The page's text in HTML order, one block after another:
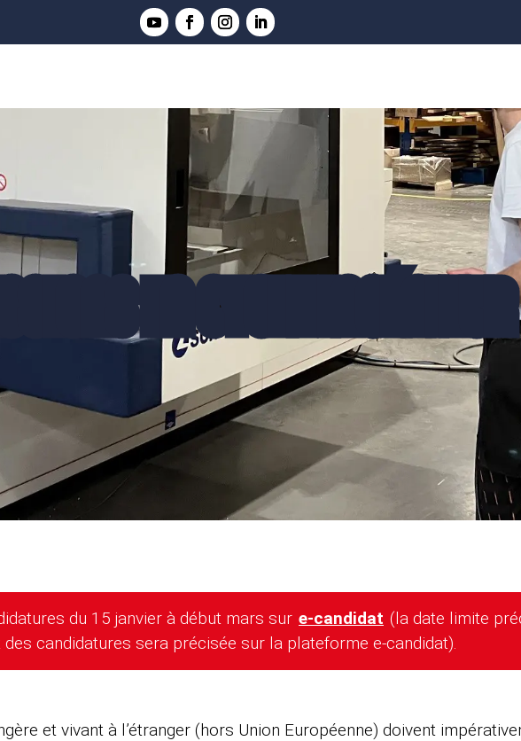
EN CYCLE INGÉNIEUR
du 15 janvier à début mars sur e-candidat (la date limite
des candidatures sera précisée sur la plateforme e-candidat).
et vivant à l’étranger (hors Union Européenne) doivent